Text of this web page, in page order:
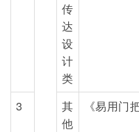
传
达
设
计
类
3
其
他
《易用门